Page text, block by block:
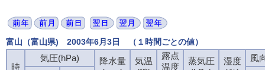
富山（富山県) 2003年6月3日 （１時間ごとの値）
時
気圧(hPa)
降水量
気温
露点
温度
蒸気圧
湿度
風